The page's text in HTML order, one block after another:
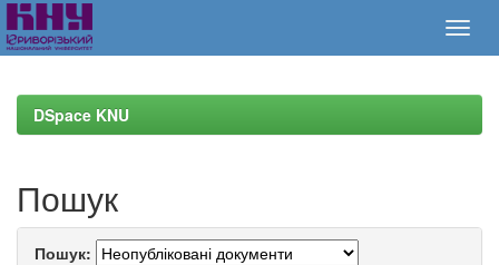
navigationDSpace KNU
Пошук
Пошук: